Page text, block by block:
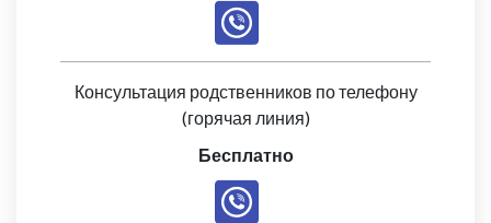
Консультация родственников по телефону
(горячая линия)
Бесплатно